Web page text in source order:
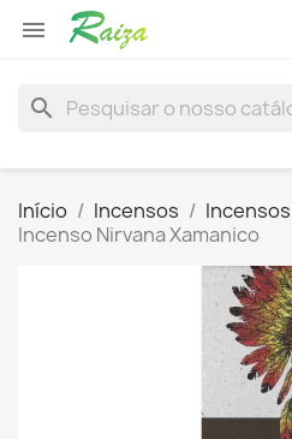

search
Início Incensos
Incenso Nirvana Xamanico